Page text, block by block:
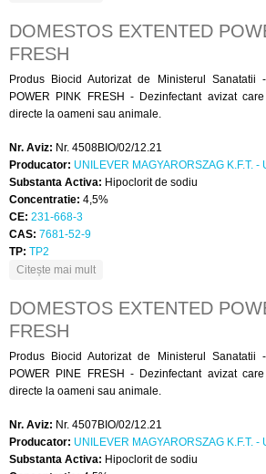
DOMESTOS EXTENTED
FRESH
Produs Biocid Autorizat de Ministerul Sanatatii -
POWER PINK FRESH - Dezinfectant avizat
directe la oameni sau animale.
Nr. Aviz: Nr. 4508BIO/02/12.21
Producator: UNILEVER MAGYARORSZAG K.F.T. -
Substanta Activa: Hipoclorit de sodiu
Concentratie: 4,5%
CE: 231-668-3
CAS: 7681-52-9
TP: TP2
Citește mai mult
DOMESTOS EXTENTED
FRESH
Produs Biocid Autorizat de Ministerul Sanatatii -
POWER PINE FRESH - Dezinfectant avizat
directe la oameni sau animale.
Nr. Aviz: Nr. 4507BIO/02/12.21
Producator: UNILEVER MAGYARORSZAG K.F.T. -
Substanta Activa: Hipoclorit de sodiu